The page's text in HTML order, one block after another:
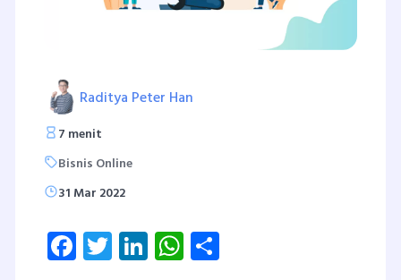
Raditya Peter Han
7 menit
Bisnis Online
31 Mar 2022
Facebook
Twitter
LinkedInWhatsApp